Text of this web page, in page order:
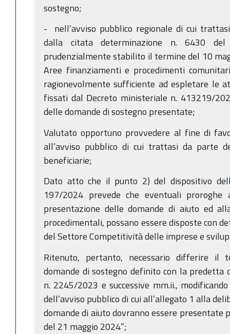
sostegno;
- nell’avviso pubblico regionale di cui
dalla citata determinazione n. 6430
prudenzialmente stabilito il termine del 10
Aree finanziamenti e procedimenti
ragionevolmente sufficiente ad espletare
fissati dal Decreto ministeriale n. 413219/
delle domande di sostegno presentate;
Valutato opportuno provvedere al fine di
all’avviso pubblico di cui trattasi da parte
beneficiarie;
Dato atto che il punto 2) del dispositivo
197/2024 prevede che eventuali
presentazione delle domande di aiuto ed
procedimentali, possano essere disposte con
del Settore Competitività delle imprese e
Ritenuto, pertanto, necessario differire il
domande di sostegno definito con la predetta
n. 2245/2023 e successive mm.ii.,
dell’avviso pubblico di cui all’allegato 1 alla
domande di aiuto dovranno essere
del 21 maggio 2024”;